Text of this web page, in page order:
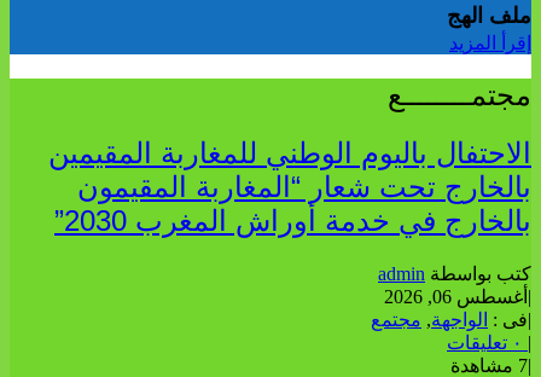
ملف الهج
إقرأ المزيد
مجتمــــــــع
الاحتفال باليوم الوطني للمغاربة المقيمين
بالخارج تحت شعار “المغاربة المقيمون
بالخارج في خدمة أوراش المغرب 2030”
كتب بواسطة admin
| أغسطس 06, 2026
|فى : الواجهة, مجتمع
|
|7 مشاهدة